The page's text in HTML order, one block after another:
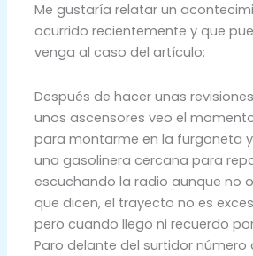
Me gustaría relatar un
ocurrido recientemente y que
venga al caso del artículo:
Después de hacer unas
unos ascensores veo el
para montarme en la furgoneta
una gasolinera cercana para
escuchando la radio aunque no
que dicen, el trayecto no es
pero cuando llego ni recuerdo
Paro delante del surtidor número